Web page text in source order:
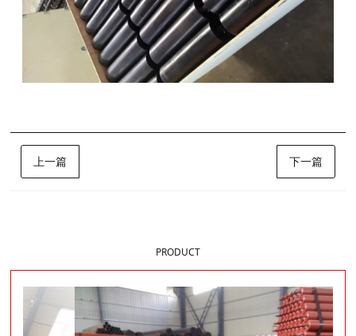
上一篇 下一篇
PRODUCT